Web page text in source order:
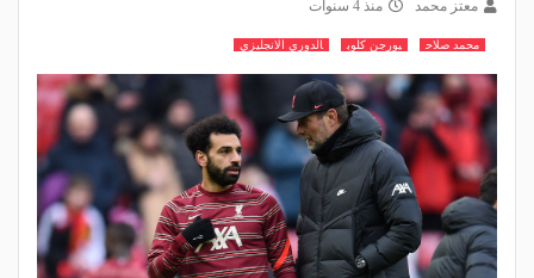
معتز محمد منذ 4 سنوات
محمد صلاح يورجن كلوب الدوري الانجليزي